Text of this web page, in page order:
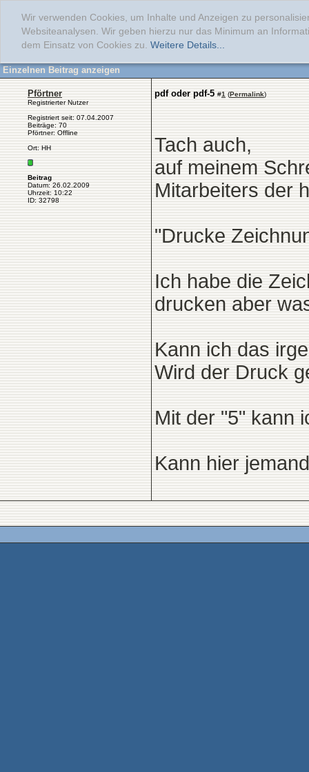
Wir verwenden Cookies, um Inhalte und Anzeigen zu
Websiteanalysen. Wir geben hierzu nur das Minimum an
dem Einsatz von Cookies zu. Weitere Details...
Einzelnen Beitrag anzeigen
Pförtner
Registrierter Nutzer
Registriert seit: 07.04.2007
Beiträge: 70
Pförtner: Offline
Ort: HH
Beitrag
Datum: 26.02.2009
Uhrzeit: 10:22
ID: 32798
pdf oder pdf-5 #1 (Permalink)
Tach auch,
auf meinem
Mitarbeiters der
"Drucke
Ich habe die
drucken aber
Kann ich das
Wird der Druck
Mit der "5" kann
Kann hier